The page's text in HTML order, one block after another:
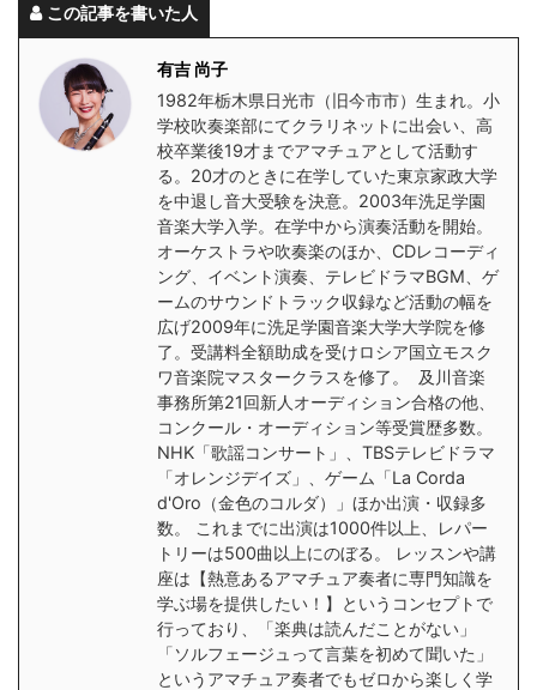
この記事を書いた人
有吉 尚子
1982年栃木県日光市（旧今市市）生まれ。小
学校吹奏楽部にてクラリネットに出会い、高
校卒業後19才までアマチュアとして活動す
る。20才のときに在学していた東京家政大学
を中退し音大受験を決意。2003年洗足学園
音楽大学入学。在学中から演奏活動を開始。
オーケストラや吹奏楽のほか、CDレコーディ
ング、イベント演奏、テレビドラマBGM、ゲ
ームのサウンドトラック収録など活動の幅を
広げ2009年に洗足学園音楽大学大学院を修
了。受講料全額助成を受けロシア国立モスク
ワ音楽院マスタークラスを修了。 及川音楽
事務所第21回新人オーディション合格の他、
コンクール・オーディション等受賞歴多数。
NHK「歌謡コンサート」、TBSテレビドラマ
「オレンジデイズ」、ゲーム「La Corda
d'Oro（金色のコルダ）」ほか出演・収録多
数。 これまでに出演は1000件以上、レパー
トリーは500曲以上にのぼる。 レッスンや講
座は【熱意あるアマチュア奏者に専門知識を
学ぶ場を提供したい！】というコンセプトで
行っており、「楽典は読んだことがない」
「ソルフェージュって言葉を初めて聞いた」
というアマチュア奏者でもゼロから楽しく学